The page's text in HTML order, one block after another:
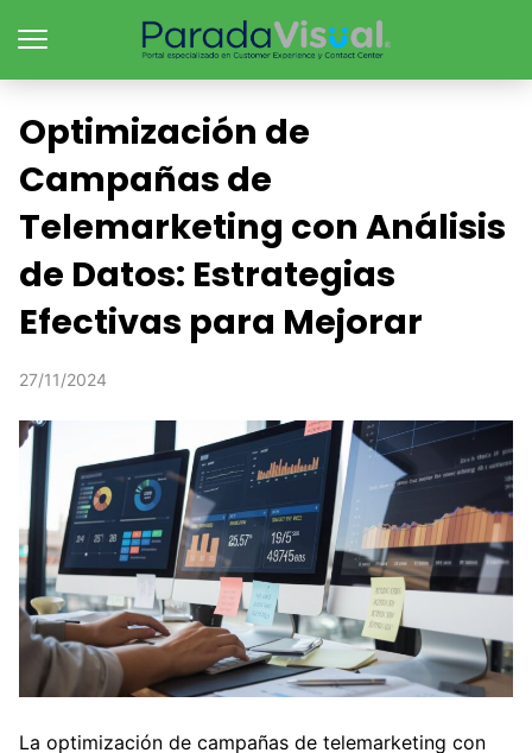
Optimización de
Campañas de
Telemarketing con Análisis
de Datos: Estrategias
Efectivas para Mejorar
27/11/2024
La optimización de campañas de telemarketing con